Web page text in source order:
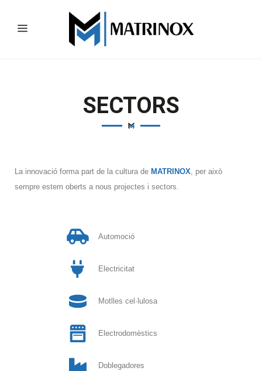
SECTORS
La innovació forma part de la cultura de MATRINOX, per això
sempre estem oberts a nous projectes i sectors.
Automoció
Electricitat
Motlles cel·lulosa
Electrodomèstics
Doblegadores